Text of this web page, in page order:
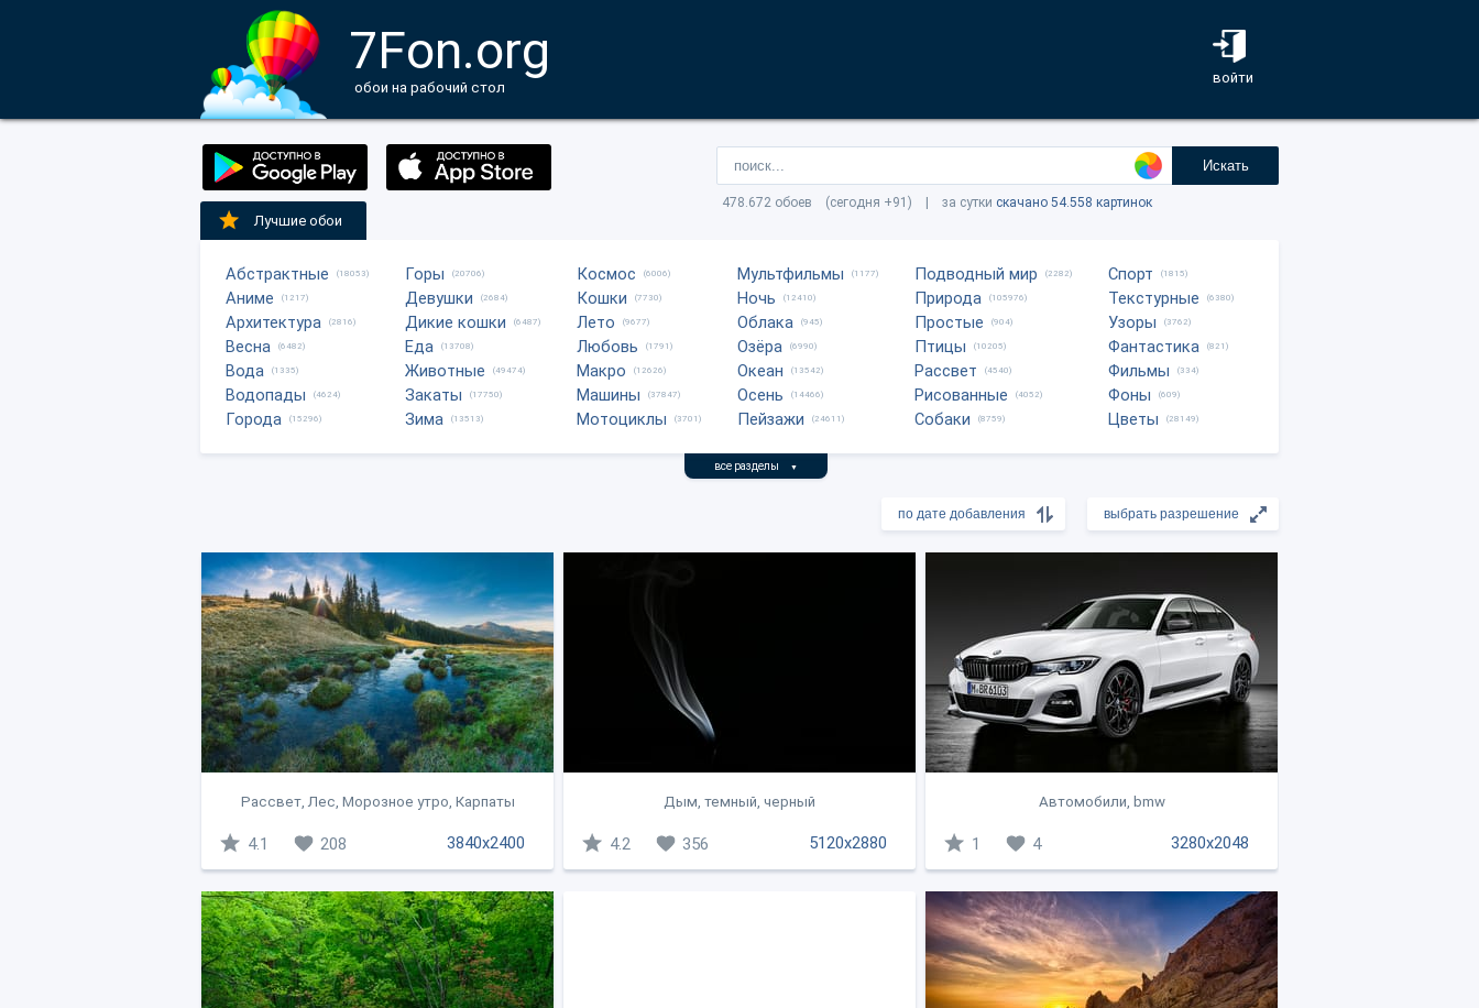
7Fon.org
обои на рабочий стол
войти
Искать
478.672 обоев (сегодня +91) | за сутки скачано 54.558 картинок
Лучшие обои
Абстрактные (18053)
Аниме (1217)
Архитектура (2816)
Весна (6482)
Вода (1335)
Водопады (4624)
Города (15296)
Горы (20706)
Девушки (2684)
Дикие кошки (6487)
Еда (13708)
Животные (49474)
Закаты (17750)
Зима (13513)
Космос (6006)
Кошки (7730)
Лето (9677)
Любовь (1791)
Макро (12626)
Машины (37847)
Мотоциклы (3701)
Мультфильмы (1177)
Ночь (12410)
Облака (945)
Озёра (6990)
Океан (13542)
Осень (14466)
Пейзажи (24611)
Подводный мир (2282)
Природа (105976)
Простые (904)
Птицы (10205)
Рассвет (4540)
Рисованные (4052)
Собаки (8759)
Спорт (1815)
Текстурные (6380)
Узоры (3762)
Фантастика (821)
Фильмы (334)
Фоны (609)
Цветы (28149)
все разделы ▼
Рассвет, Лес, Морозное утро, Карпаты
3840x2400
4.1 208
Дым, темный, черный
5120x2880
4.2 356
Автомобили, bmw
3280x2048
1 4